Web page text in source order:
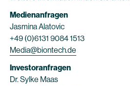
Medienanfragen
Jasmina Alatovic
+49 (0)6131 9084 1513
Media@biontech.de
Investoranfragen
Dr. Sylke Maas